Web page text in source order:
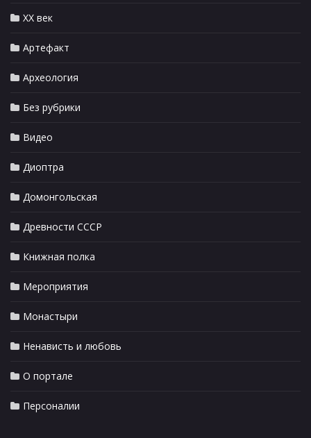
XX век
Артефакт
Археология
Без рубрики
Видео
Диоптра
Домонгольская
Древности СССР
Книжная полка
Мероприятия
Монастыри
Ненависть и любовь
О портале
Персоналии